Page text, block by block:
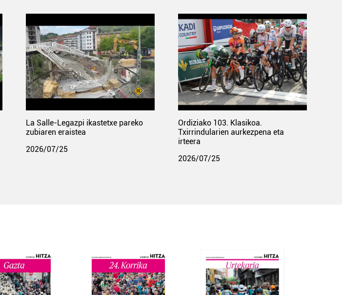
La Salle-Legazpi ikastetxe pareko
zubiaren eraistea
2026/07/25
Ordiziako 103. Klasikoa.
Txirrindularien aurkezpena eta
irteera
2026/07/25